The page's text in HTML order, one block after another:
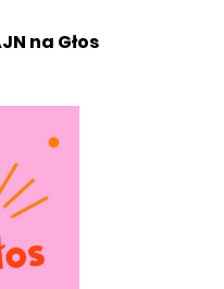
na Głos